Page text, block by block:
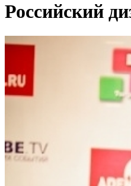
Российский